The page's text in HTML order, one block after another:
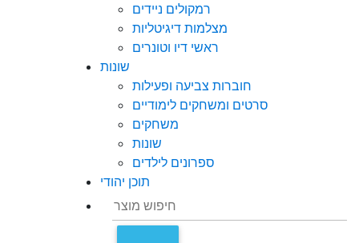
רמקולים ניידים
מצלמות דיגיטליות
ראשי דיו וטונרים
שונות
חוברות צביעה ופעילות
סרטים ומשחקים לימודיים
משחקים
שונות
ספרונים לילדים
תוכן יהודי